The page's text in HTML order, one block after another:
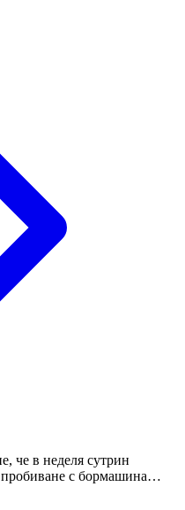
че в неделя сутрин
пробиване с бормашина…